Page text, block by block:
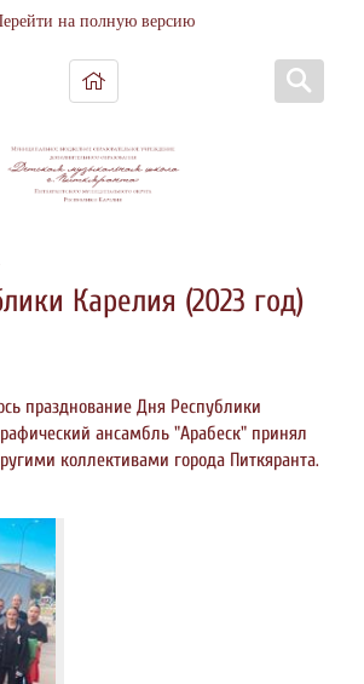
на полную версию
Карелия (2023 год)
празднование Дня Республики
ансамбль "Арабеск" принял
коллективами города Питкяранта.